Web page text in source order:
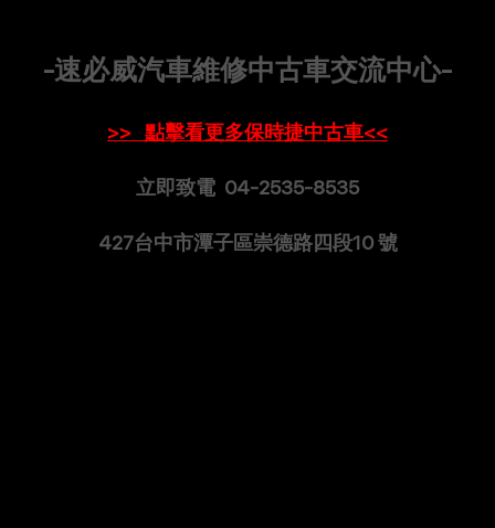
-速必威汽車維修中古車交流中心-
>> 點擊看更多保時捷中古車<<
立即致電 04-2535-8535
427台中市潭子區崇德路四段10 號